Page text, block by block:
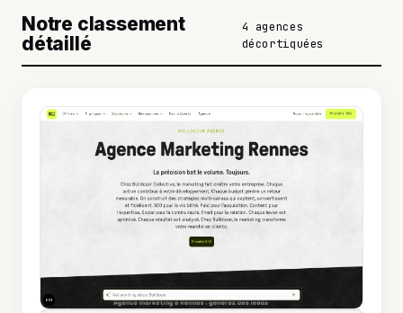
Notre classement
détaillé
4 agences
décortiquées